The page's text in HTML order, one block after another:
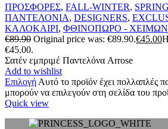
ΠΡΟΣΦΟΡΕΣ, FALL-WINTER,
ΠΑΝΤΕΛΟΝΙΑ, DESIGNERS,
ΚΑΛΟΚΑΙΡΙ, ΦΘΙΝΟΠΩΡΟ -
€89.90 Original price was: €89.90.€45.00Η
€45.00.
Σατέν εμπριμέ Παντελόνα Arrose
Add to wishlist
Επιλογή Αυτό το προϊόν έχει πολλαπλές
μπορούν να επιλεγούν στη σελίδα του
Quick view